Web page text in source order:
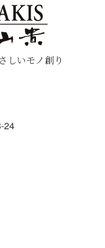
しいモノ創り
24